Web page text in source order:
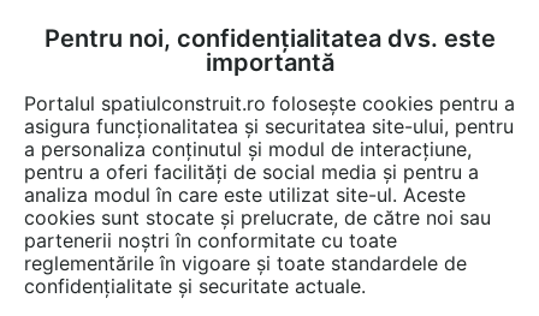
FĂ-ȚI CONT LOGIN
CUM SE FACE
Afla totul despre "Porti din
aluminiu"
Pentru noi, confidențialitatea dvs. este
importantă
Portalul spatiulconstruit.ro folosește cookies pentru a
asigura funcționalitatea și securitatea site-ului, pentru
a personaliza conținutul și modul de interacțiune,
pentru a oferi facilități de social media și pentru a
analiza modul în care este utilizat site-ul. Aceste
cookies sunt stocate și prelucrate, de către noi sau
partenerii noștri în conformitate cu toate
reglementările în vigoare și toate standardele de
confidențialitate și securitate actuale.